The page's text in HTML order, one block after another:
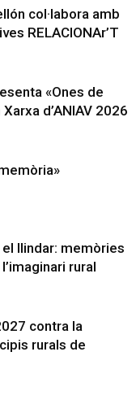
col·labora amb
RELACIONAr’T
«Ones de
d’ANIAV 2026
llindar: memòries
rural
contra la
rurals de